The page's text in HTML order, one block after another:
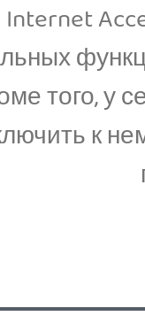
того, у
к